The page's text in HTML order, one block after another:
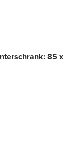
85 x